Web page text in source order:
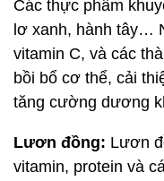
Các thực phẩm
lơ xanh, hành tây…
vitamin C, và các
bồi bổ cơ thể, cải
tăng cường dương
Lươn đồng: Lươn
vitamin, protein và